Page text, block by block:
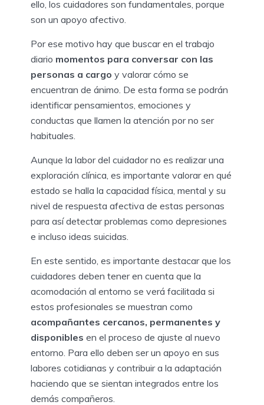
ello, los cuidadores son fundamentales, porque
son un apoyo afectivo.
Por ese motivo hay que buscar en el trabajo
diario momentos para conversar con las
personas a cargo y valorar cómo se
encuentran de ánimo. De esta forma se podrán
identificar pensamientos, emociones y
conductas que llamen la atención por no ser
habituales.
Aunque la labor del cuidador no es realizar una
exploración clínica, es importante valorar en qué
estado se halla la capacidad física, mental y su
nivel de respuesta afectiva de estas personas
para así detectar problemas como depresiones
e incluso ideas suicidas.
En este sentido, es importante destacar que los
cuidadores deben tener en cuenta que la
acomodación al entorno se verá facilitada si
estos profesionales se muestran como
acompañantes cercanos, permanentes y
disponibles en el proceso de ajuste al nuevo
entorno. Para ello deben ser un apoyo en sus
labores cotidianas y contribuir a la adaptación
haciendo que se sientan integrados entre los
demás compañeros.